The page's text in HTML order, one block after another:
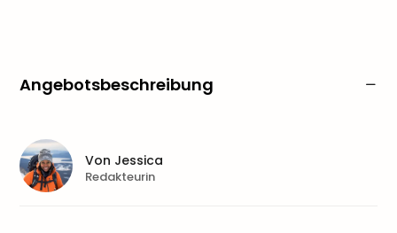
Angebotsbeschreibung
Von Jessica
Redakteurin